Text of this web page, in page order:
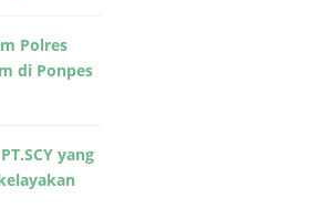
Polres
di Ponpes
yang